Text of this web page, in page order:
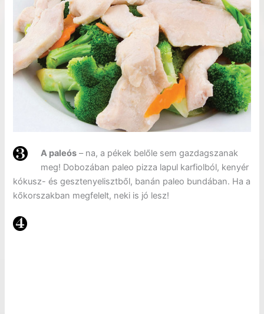
A paleós – na, a pékek belőle sem gazdagszanak
meg! Dobozában paleo pizza lapul karfiolból, kenyér
kókusz- és gesztenyelisztből, banán paleo bundában. Ha a
kőkorszakban megfelelt, neki is jó lesz!